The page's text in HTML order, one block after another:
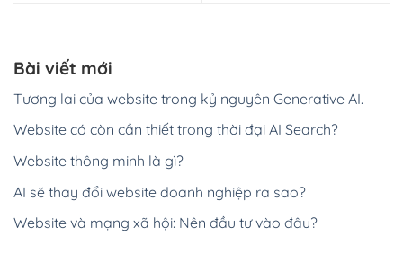
Bài viết mới
Tương lai của website trong kỷ nguyên Generative AI.
Website có còn cần thiết trong thời đại AI Search?
Website thông minh là gì?
AI sẽ thay đổi website doanh nghiệp ra sao?
Website và mạng xã hội: Nên đầu tư vào đâu?